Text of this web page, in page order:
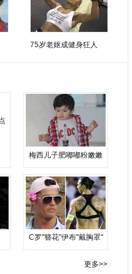
75岁老妪成健身狂人
梅西儿子肥嘟嘟粉嫩嫩
C罗"簪花"伊布"戴胸罩"
更多>>